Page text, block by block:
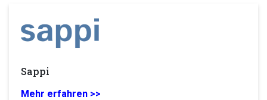
Sappi
Mehr erfahren >>